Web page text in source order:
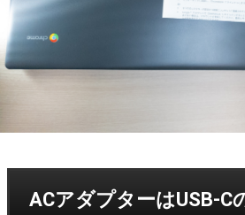
ACアダプターはUSB-C